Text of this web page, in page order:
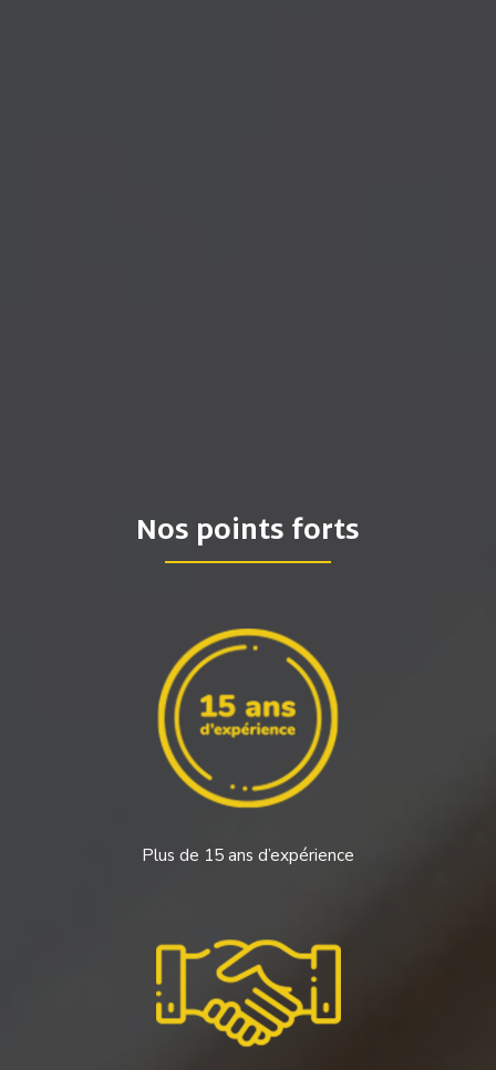
Nos points forts
Plus de 15 ans d’expérience